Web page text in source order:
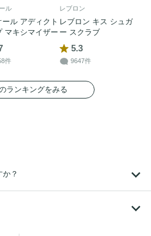
ル
ール アディクト
マキシマイザー
件
レブロン
レブロン キス シュガ
ー スクラブ
5.3
9647件
ランキングをみる
か？